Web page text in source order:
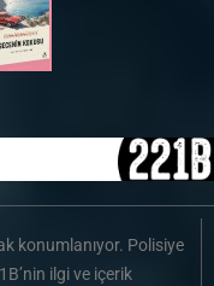
konumlanıyor. Polisiye
ilgi ve içerik